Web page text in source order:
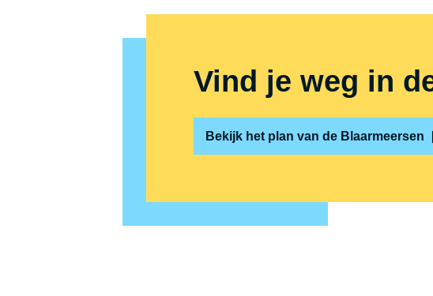
Vind je weg in
Bekijk het plan van de Blaarmeersen